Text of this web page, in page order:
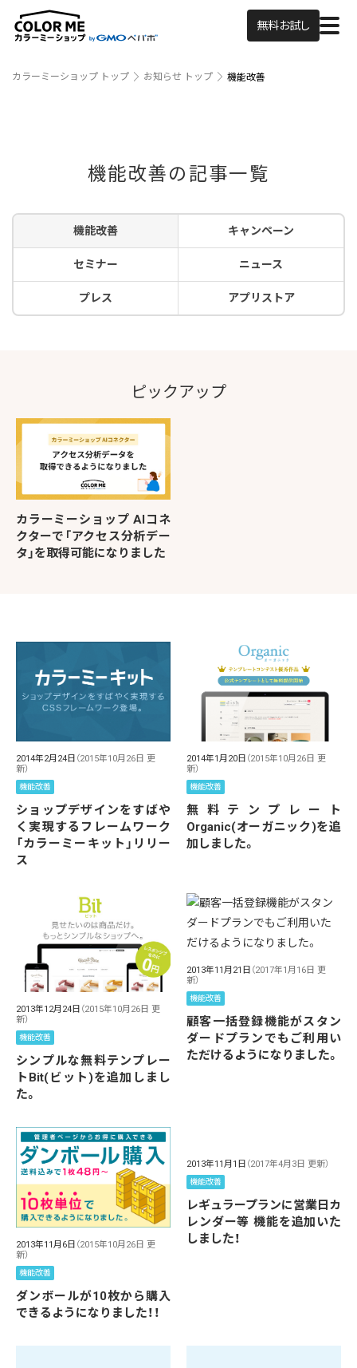
無料お試し
カラーミーショップ トップ お知らせ トップ 機能改善
機能改善の記事一覧
機能改善 キャンペーン
セミナー ニュース
プレス アプリストア
ピックアップ
カラーミーショップ AIコネ
クターで「アクセス分析デー
タ」を取得可能になりました
2014年2月24日 （2015年10月26日 更
新）
機能改善
ショップデザインをすばや
く実現するフレームワーク
「カラーミーキット」リリー
ス
2014年1月20日 （2015年10月26日 更
新）
機能改善
無料テンプレート
Organic(オーガニック)を追
加しました。
2013年12月24日 （2015年10月26日 更
新）
機能改善
シンプルな無料テンプレー
トBit(ビット)を追加しまし
た。
2013年11月21日 （2017年1月16日 更
新）
機能改善
顧客一括登録機能がスタン
ダードプランでもご利用い
ただけるようになりました。
2013年11月6日 （2015年10月26日 更
新）
機能改善
ダンボールが10枚から購入
できるようになりました！！
2013年11月1日 （2017年4月3日 更新）
機能改善
レギュラープランに営業日カ
レンダー等 機能を追加いた
しました！